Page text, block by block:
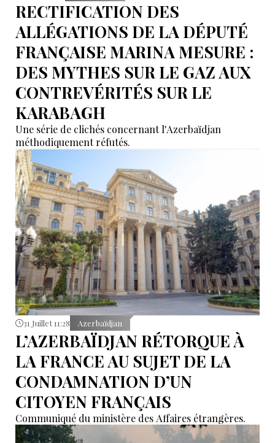
RECTIFICATION DES
ALLÉGATIONS DE LA DÉPUTÉ
FRANÇAISE MARINA MESURE :
DES MYTHES SUR LE GAZ AUX
CONTREVÉRITÉS SUR LE
KARABAGH
Une série de clichés concernant l'Azerbaïdjan
méthodiquement réfutés.
31 Juillet 11:28 Azerbaïdjan
L’AZERBAÏDJAN RÉTORQUE À
LA FRANCE AU SUJET DE LA
CONDAMNATION D’UN
CITOYEN FRANÇAIS
Communiqué du ministère des Affaires étrangères.